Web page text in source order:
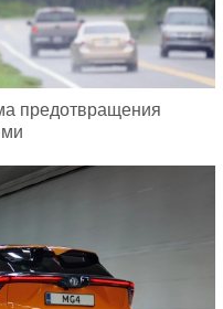
предотвращения